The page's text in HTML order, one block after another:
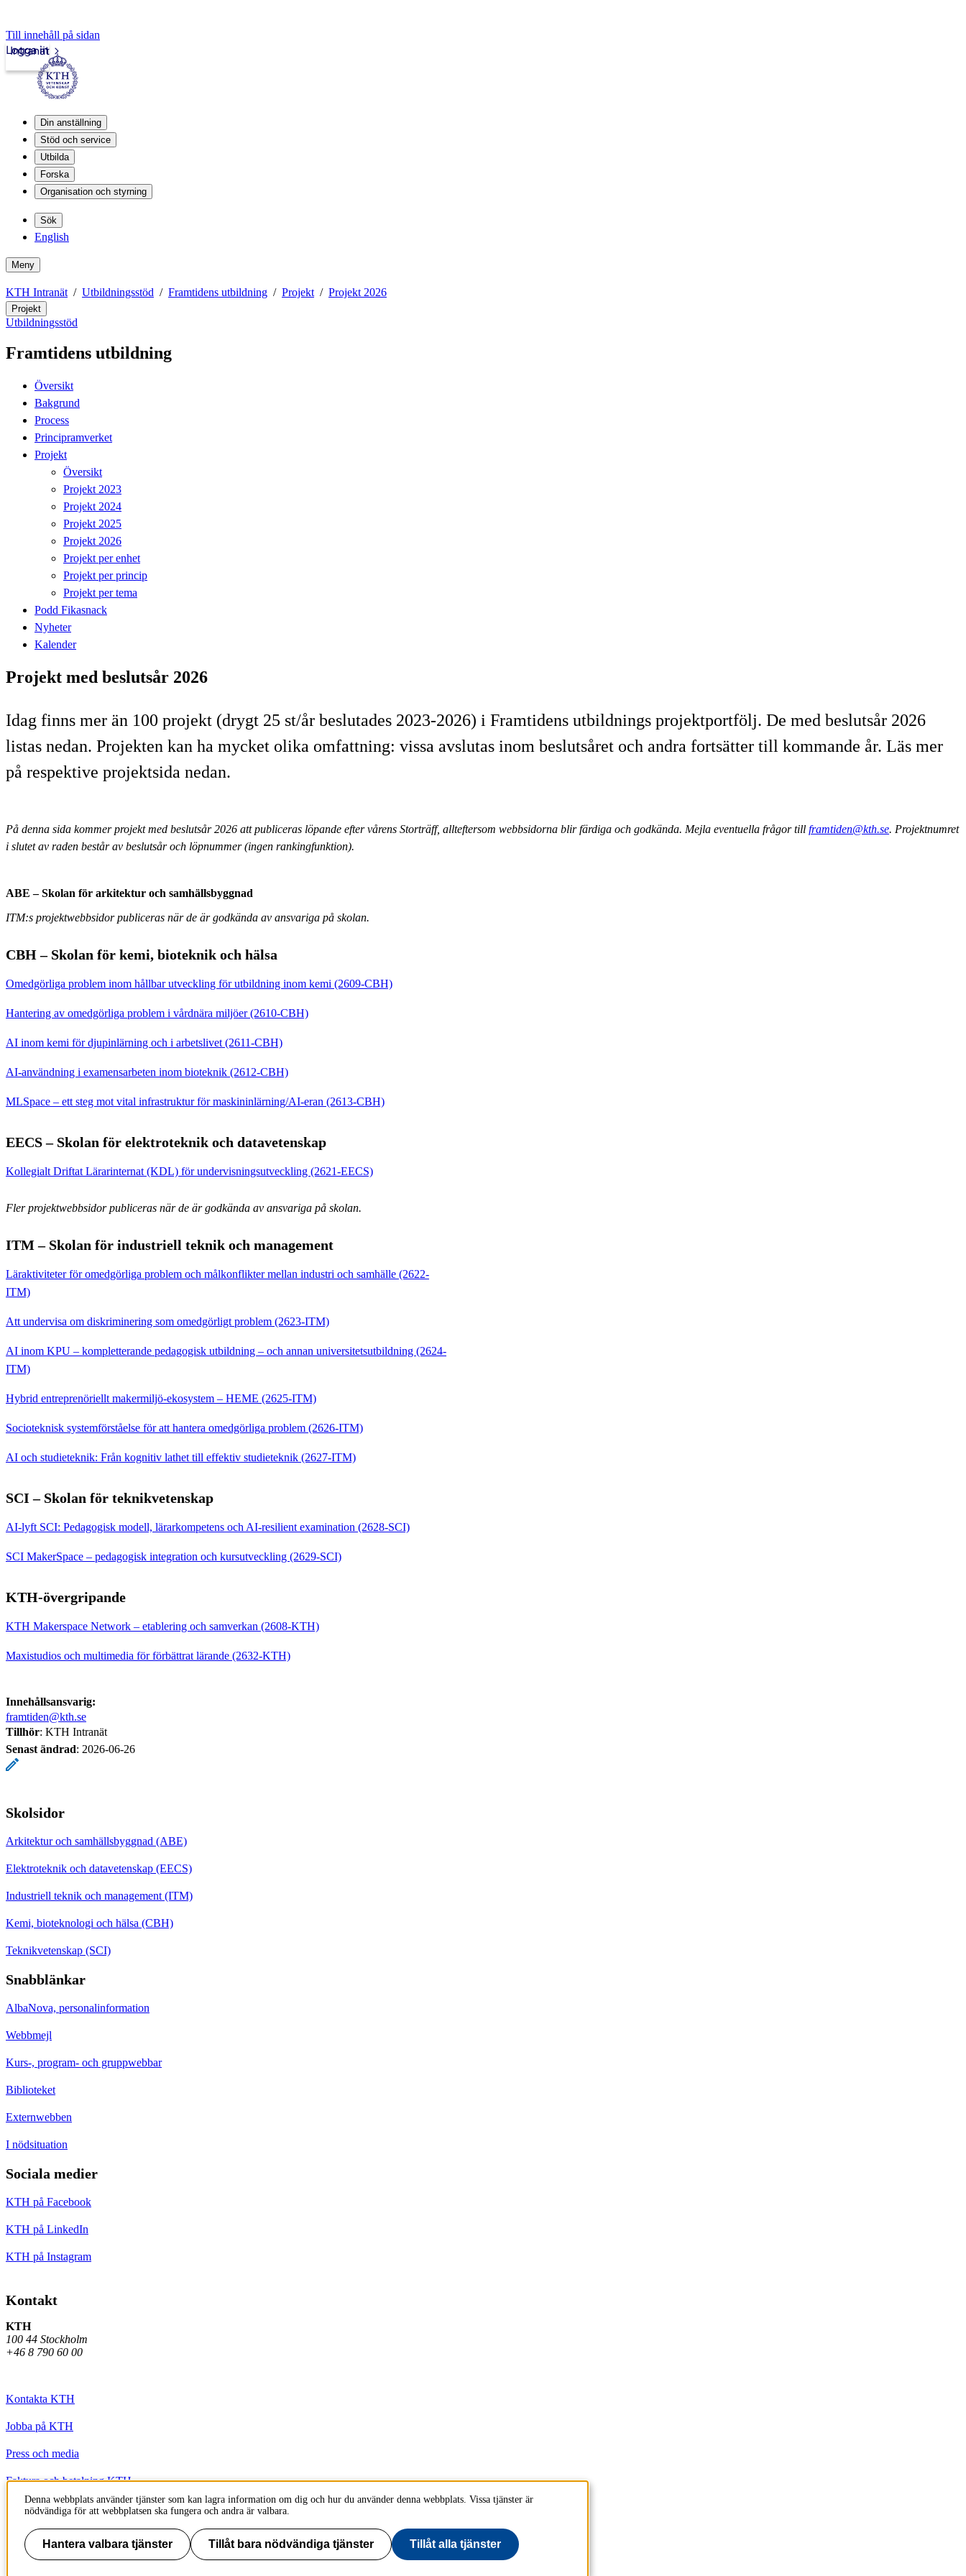
Till innehåll på sidan
Intranät
Logga in
Din anställning
Stöd och service
Utbilda
Forska
Organisation och styrning
Sök
English
Meny
KTH Intranät Utbildningsstöd Framtidens utbildning Projekt Projekt 2026
Projekt
Utbildningsstöd
Framtidens utbildning
Översikt
Bakgrund
Process
Principramverket
Projekt
Översikt
Projekt 2023
Projekt 2024
Projekt 2025
Projekt 2026
Projekt per enhet
Projekt per princip
Projekt per tema
Podd Fikasnack
Nyheter
Kalender
Projekt med beslutsår 2026
Idag finns mer än 100 projekt (drygt 25 st/år beslutades 2023-2026) i Framtidens utbildnings projektportfölj. De med beslutsår 2026
listas nedan. Projekten kan ha mycket olika omfattning: vissa avslutas inom beslutsåret och andra fortsätter till kommande år. Läs mer
på respektive projektsida nedan.
På denna sida kommer projekt med beslutsår 2026 att publiceras löpande efter vårens Storträff, allteftersom webbsidorna blir färdiga och godkända. Mejla eventuella frågor till framtiden@kth.se. Projektnumret
i slutet av raden består av beslutsår och löpnummer (ingen rankingfunktion).
ABE – Skolan för arkitektur och samhällsbyggnad
ITM:s projektwebbsidor publiceras när de är godkända av ansvariga på skolan.
CBH – Skolan för kemi, bioteknik och hälsa
Omedgörliga problem inom hållbar utveckling för utbildning inom kemi (2609-CBH)
Hantering av omedgörliga problem i vårdnära miljöer (2610-CBH)
AI inom kemi för djupinlärning och i arbetslivet (2611-CBH)
AI-användning i examensarbeten inom bioteknik (2612-CBH)
MLSpace – ett steg mot vital infrastruktur för maskininlärning/AI-eran (2613-CBH)
EECS – Skolan för elektroteknik och datavetenskap
Kollegialt Driftat Lärarinternat (KDL) för undervisningsutveckling (2621-EECS)
Fler projektwebbsidor publiceras när de är godkända av ansvariga på skolan.
ITM – Skolan för industriell teknik och management
Läraktiviteter för omedgörliga problem och målkonflikter mellan industri och samhälle (2622-
ITM)
Att undervisa om diskriminering som omedgörligt problem (2623-ITM)
AI inom KPU – kompletterande pedagogisk utbildning – och annan universitetsutbildning (2624-
ITM)
Hybrid entreprenöriellt makermiljö-ekosystem – HEME (2625-ITM)
Socioteknisk systemförståelse för att hantera omedgörliga problem (2626-ITM)
AI och studieteknik: Från kognitiv lathet till effektiv studieteknik (2627-ITM)
SCI – Skolan för teknikvetenskap
AI-lyft SCI: Pedagogisk modell, lärarkompetens och AI-resilient examination (2628-SCI)
SCI MakerSpace – pedagogisk integration och kursutveckling (2629-SCI)
KTH-övergripande
KTH Makerspace Network – etablering och samverkan (2608-KTH)
Maxistudios och multimedia för förbättrat lärande (2632-KTH)
Innehållsansvarig:
framtiden@kth.se
Tillhör: KTH Intranät
Senast ändrad: 2026-06-26
Skolsidor
Arkitektur och samhällsbyggnad (ABE)
Elektroteknik och datavetenskap (EECS)
Industriell teknik och management (ITM)
Kemi, bioteknologi och hälsa (CBH)
Teknikvetenskap (SCI)
Snabblänkar
AlbaNova, personalinformation
Webbmejl
Kurs-, program- och gruppwebbar
Biblioteket
Externwebben
I nödsituation
Sociala medier
KTH på Facebook
KTH på LinkedIn
KTH på Instagram
Kontakt
KTH
100 44 Stockholm
+46 8 790 60 00
Kontakta KTH
Jobba på KTH
Press och media
Faktura och betalning KTH
Om KTH:s webbplatser
Tillgänglighetsredogörelse
Denna webbplats använder tjänster som kan lagra information om dig och hur du använder denna webbplats. Vissa tjänster är
nödvändiga för att webbplatsen ska fungera och andra är valbara.
Hantera valbara tjänster Tillåt bara nödvändiga tjänster Tillåt alla tjänster